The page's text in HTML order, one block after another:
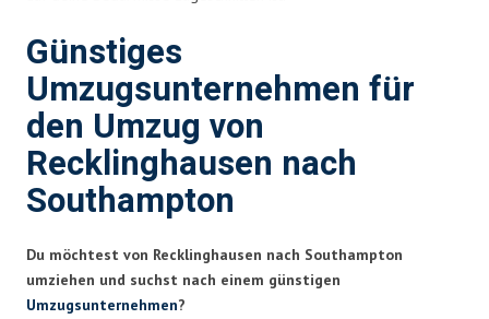
Günstiges
Umzugsunternehmen für
den Umzug von
Recklinghausen nach
Southampton
Du möchtest von Recklinghausen nach Southampton
umziehen und suchst nach einem günstigen
Umzugsunternehmen?